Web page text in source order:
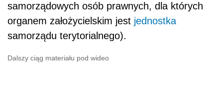
samorządowych osób prawnych, dla których
organem założycielskim jest jednostka
samorządu terytorialnego).
Dalszy ciąg materiału pod wideo